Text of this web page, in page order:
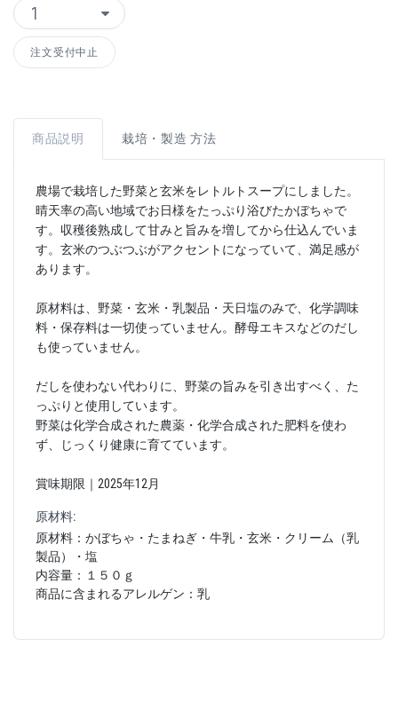
注文受付中止
商品説明 栽培・製造 方法
農場で栽培した野菜と玄米をレトルトスープにしました。
晴天率の高い地域でお日様をたっぷり浴びたかぼちゃで
す。収穫後熟成して甘みと旨みを増してから仕込んでいま
す。玄米のつぶつぶがアクセントになっていて、満足感が
あります。
原材料は、野菜・玄米・乳製品・天日塩のみで、化学調味
料・保存料は一切使っていません。酵母エキスなどのだし
も使っていません。
だしを使わない代わりに、野菜の旨みを引き出すべく、た
っぷりと使用しています。
野菜は化学合成された農薬・化学合成された肥料を使わ
ず、じっくり健康に育てています。
賞味期限｜2025年12月
原材料:
原材料：かぼちゃ・たまねぎ・牛乳・玄米・クリーム（乳
製品）・塩
内容量：１５０ｇ
商品に含まれるアレルゲン：乳